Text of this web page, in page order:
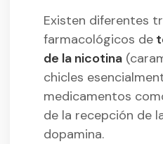
Existen diferentes
farmacológicos de
de la nicotina
chicles
medicamentos
de la recepción de
dopamina.